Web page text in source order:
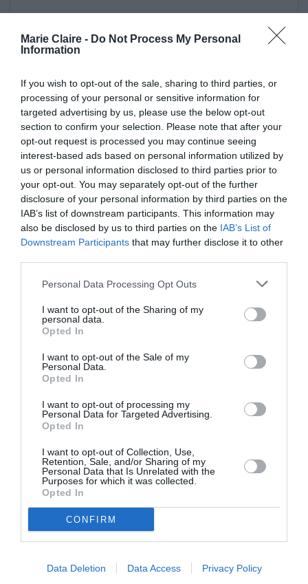
Marie Claire - Do Not Process My Personal
Information
If you wish to opt-out of the sale, sharing to third parties, or
processing of your personal or sensitive information for
targeted advertising by us, please use the below opt-out
section to confirm your selection. Please note that after your
opt-out request is processed you may continue seeing
interest-based ads based on personal information utilized by
us or personal information disclosed to third parties prior to
your opt-out. You may separately opt-out of the further
disclosure of your personal information by third parties on the
IAB’s list of downstream participants. This information may
also be disclosed by us to third parties on the IAB’s List of
Downstream Participants that may further disclose it to other
Personal Data Processing Opt Outs
I want to opt-out of the Sharing of my
personal data.
Opted In
I want to opt-out of the Sale of my
Personal Data.
Opted In
I want to opt-out of processing my
Personal Data for Targeted Advertising.
Opted In
I want to opt-out of Collection, Use,
Retention, Sale, and/or Sharing of my
Personal Data that Is Unrelated with the
Purposes for which it was collected.
Opted In
CONFIRM
Data Deletion Data Access Privacy Policy
Δείτε αυτή τη δημοσίευση στο Instagram.
Ο Ryan Reynolds και η Blake Lively γιόρτασαν 10
χρόνια γάμου στις 9 Σεπτεμβρίου 2022. Το
James, την 5χρονη Inez και την 2 ετών Betty. Και
παρόλο που συχνά αστειεύονται ο ένας με τον
άλλο, ο ηθοποιός είπε πρόσφατα για τη σύζυγό
«Όσες φορές και να το πω δεν είναι αρκετό,
αλλά είσαι η καρδιά και η ψυχή κάθε στιγμής
ευγνώμων για το φως και την καλοσύνη που